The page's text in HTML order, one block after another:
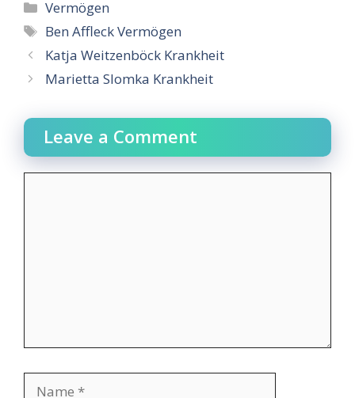
Categories
Vermögen
Tags
Ben Affleck Vermögen
Katja Weitzenböck Krankheit
Marietta Slomka Krankheit
Leave a Comment